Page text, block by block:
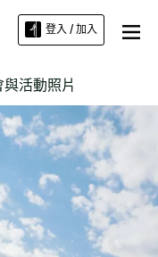
登入 / 加入
與活動照片